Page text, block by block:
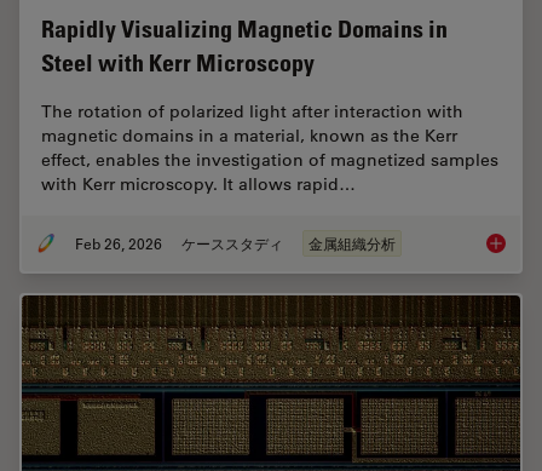
Rapidly Visualizing Magnetic Domains in
Steel with Kerr Microscopy
The rotation of polarized light after interaction with
magnetic domains in a material, known as the Kerr
effect, enables the investigation of magnetized samples
with Kerr microscopy. It allows rapid…
Feb 26, 2026 ケーススタディ 金属組織分析